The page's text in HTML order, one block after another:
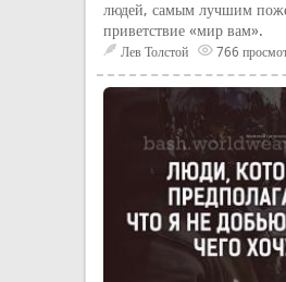
людей, самым лучшим
приветствие «мир вам».
Лев Толстой 766